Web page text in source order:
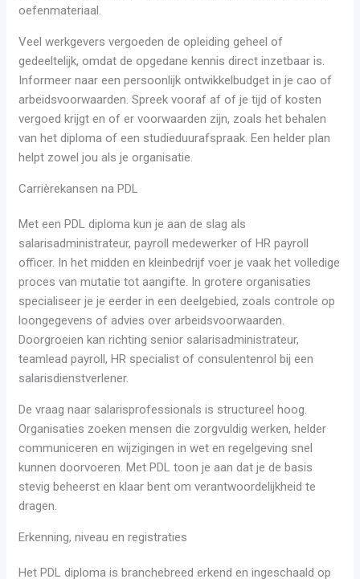
oefenmateriaal.
Veel werkgevers vergoeden de opleiding geheel of
gedeeltelijk, omdat de opgedane kennis direct inzetbaar is.
Informeer naar een persoonlijk ontwikkelbudget in je cao of
arbeidsvoorwaarden. Spreek vooraf af of je tijd of kosten
vergoed krijgt en of er voorwaarden zijn, zoals het behalen
van het diploma of een studieduurafspraak. Een helder plan
helpt zowel jou als je organisatie.
Carrièrekansen na PDL
Met een PDL diploma kun je aan de slag als
salarisadministrateur, payroll medewerker of HR payroll
officer. In het midden en kleinbedrijf voer je vaak het volledige
proces van mutatie tot aangifte. In grotere organisaties
specialiseer je je eerder in een deelgebied, zoals controle op
loongegevens of advies over arbeidsvoorwaarden.
Doorgroeien kan richting senior salarisadministrateur,
teamlead payroll, HR specialist of consulentenrol bij een
salarisdienstverlener.
De vraag naar salarisprofessionals is structureel hoog.
Organisaties zoeken mensen die zorgvuldig werken, helder
communiceren en wijzigingen in wet en regelgeving snel
kunnen doorvoeren. Met PDL toon je aan dat je de basis
stevig beheerst en klaar bent om verantwoordelijkheid te
dragen.
Erkenning, niveau en registraties
Het PDL diploma is branchebreed erkend en ingeschaald op